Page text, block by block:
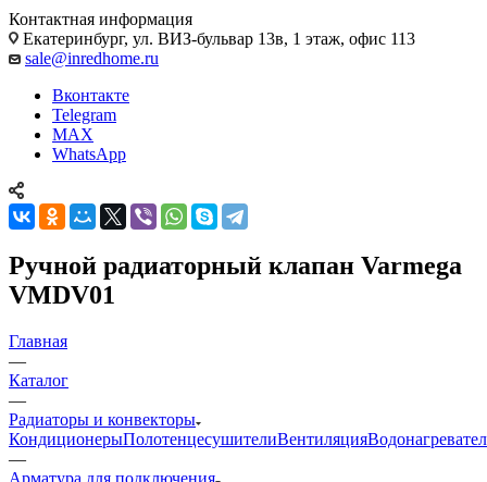
Контактная информация
Екатеринбург, ул. ВИЗ-бульвар 13в, 1 этаж, офис 113
sale@inredhome.ru
Вконтакте
Telegram
MAX
WhatsApp
Ручной радиаторный клапан Varmega
VMDV01
Главная
—
Каталог
—
Радиаторы и конвекторы
КондиционерыПолотенцесушителиВентиляция
—
Арматура для подключения